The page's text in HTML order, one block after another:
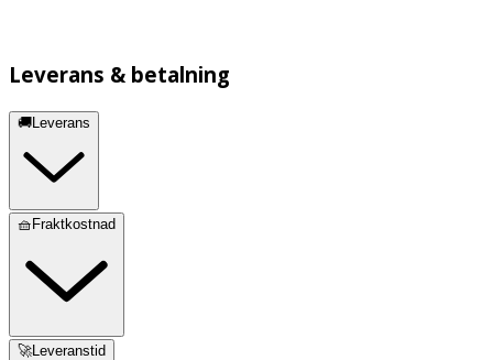
Leverans & betalning
🚚Leverans
🧺Fraktkostnad
🚀Leveranstid